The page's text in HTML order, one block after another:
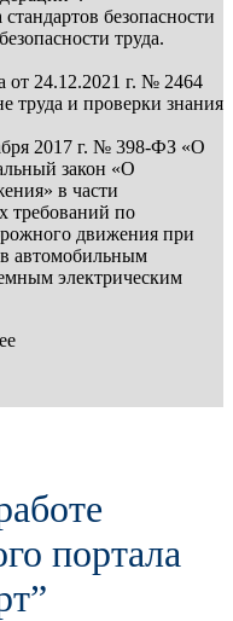
безопасности
труда.
от 24.12.2021 г. № 2464
труда и проверки знания
2017 г. № 398-ФЗ «О
закон «О
в части
требований по
движения при
автомобильным
электрическим
портала